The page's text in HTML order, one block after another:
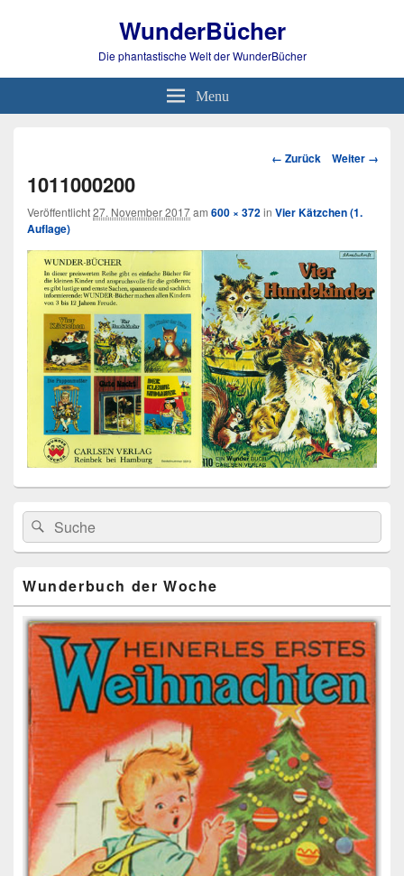
WunderBücher
Die phantastische Welt der WunderBücher
Menu
Bild-
← Zurück Weiter →
1011000200
Veröffentlicht27. November 2017am 600 × 372in Vier Kätzchen (1.
Auflage)
Primärer
Seitenleisten
Widget-
Bereich
Search
for:
Suche
Wunderbuch der Woche